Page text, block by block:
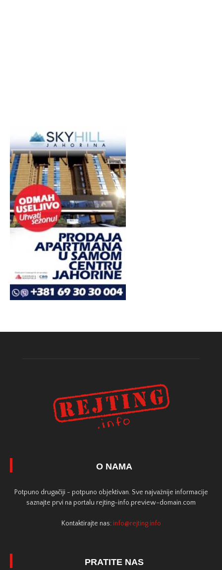
O NAMA
Potpuno drugačiji - potpuno objektivan. Sve najvažnije informacije
saznajte prvi na portalu rejting-info.preview-domain.com
Kontaktirajte nas: info@rejting.info
PRATITE NAS